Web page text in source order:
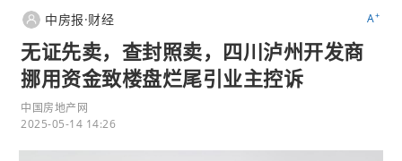
中房报·财经 A+
无证先卖，查封照卖，四川泸州开发商
挪用资金致楼盘烂尾引业主控诉
中国房地产网
2025-05-14 14:26